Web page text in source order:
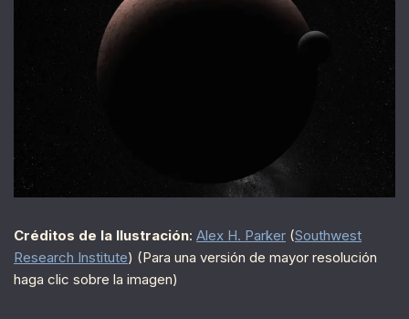
Créditos de la Ilustración: Alex H. Parker (Southwest
Research Institute) (Para una versión de mayor resolución
haga clic sobre la imagen)